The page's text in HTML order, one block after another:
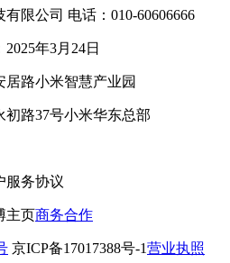
限公司 电话：010-60606666
年3月24日
路小米智慧产业园
路37号小米华东总部
服务协议
主页商务合作
京ICP备17017388号-1营业执照